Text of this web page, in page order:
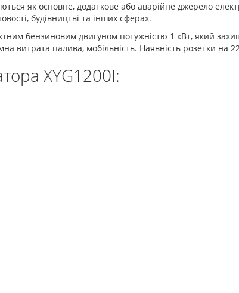
як основне, додаткове або аварійне джерело
будівництві та інших сферах.
бензиновим двигуном потужністю 1 кВт, який
витрата палива, мобільність. Наявність розетки на
XYG1200I: